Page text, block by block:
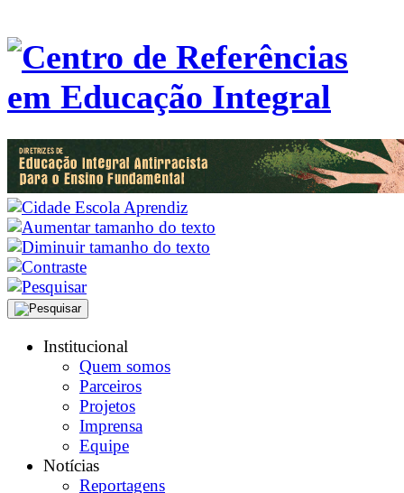
Institucional
Quem somos
Parceiros
Projetos
Imprensa
Equipe
Notícias
Reportagens